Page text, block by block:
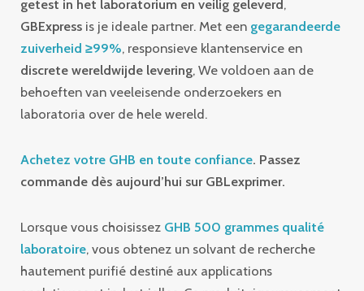
getest in het laboratorium en veilig geleverd ,
GBExpress is je ideale partner. Met een gegarandeerde
zuiverheid ≥99%, responsieve klantenservice en
discrete wereldwijde levering, We voldoen aan de
behoeften van veeleisende onderzoekers en
laboratoria over de hele wereld.
Achetez votre GHB en toute confiance. Passez
commande dès aujourd’hui sur GBLexprimer.
Lorsque vous choisissez GHB 500 grammes qualité
laboratoire, vous obtenez un solvant de recherche
hautement purifié destiné aux applications